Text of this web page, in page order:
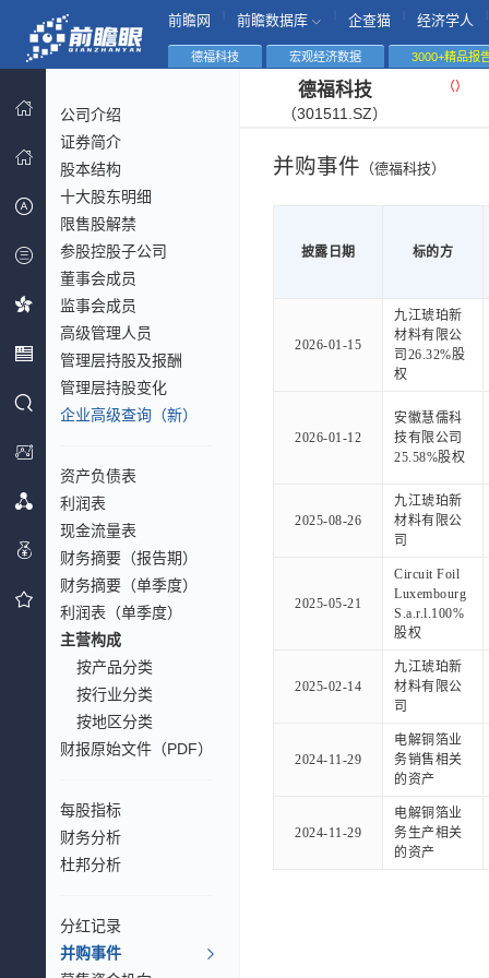
前瞻网 前瞻数据库 企查猫 经济学人
德福科技 宏观经济数据 3000+精品报
公司介绍
证券简介
股本结构
十大股东明细
限售股解禁
参股控股子公司
董事会成员
监事会成员
高级管理人员
管理层持股及报酬
管理层持股变化
企业高级查询（新）
资产负债表
利润表
现金流量表
财务摘要（报告期）
财务摘要（单季度）
利润表（单季度）
主营构成
按产品分类
按行业分类
按地区分类
财报原始文件（PDF）
每股指标
财务分析
杜邦分析
分红记录
并购事件
德福科技
（301511.SZ）
（）
并购事件 （德福科技）
披露日期 标的方
2026-01-15
九江琥珀新
材料有限公
司26.32%股
权
2026-01-12
安徽慧儒科
技有限公司
25.58%股权
2025-08-26
九江琥珀新
材料有限公
司
2025-05-21
Circuit Foil
Luxembourg
S.a.r.l.100%
股权
2025-02-14
九江琥珀新
材料有限公
司
2024-11-29
电解铜箔业
务销售相关
的资产
2024-11-29
电解铜箔业
务生产相关
的资产